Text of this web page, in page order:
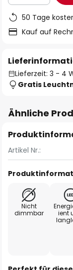
50 Tage
Kauf auf
Lieferzeit: 3 - 4
Gratis
Ähnliche
Artikel Nr.:
Nicht
dimmbar
ient